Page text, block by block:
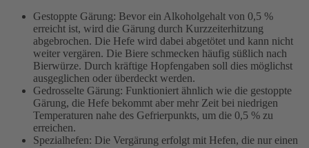
Gestoppte Gärung: Bevor ein Alkoholgehalt von 0,5 %
erreicht ist, wird die Gärung durch Kurzzeiterhitzung
abgebrochen. Die Hefe wird dabei abgetötet und kann nicht
weiter vergären. Die Biere schmecken häufig süßlich nach
Bierwürze. Durch kräftige Hopfengaben soll dies möglichst
ausgeglichen oder überdeckt werden.
Gedrosselte Gärung: Funktioniert ähnlich wie die gestoppte
Gärung, die Hefe bekommt aber mehr Zeit bei niedrigen
Temperaturen nahe des Gefrierpunkts, um die 0,5 % zu
erreichen.
Spezialhefen: Die Vergärung erfolgt mit Hefen, die nur einen